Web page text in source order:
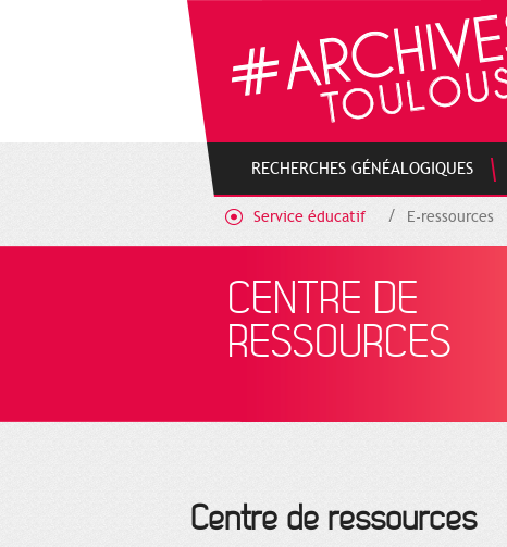
RECHERCHES GÉNÉALOGIQUES
Service éducatif E-ressources
CENTRE DE
RESSOURCES
Centre de ressources
Cookies management panel